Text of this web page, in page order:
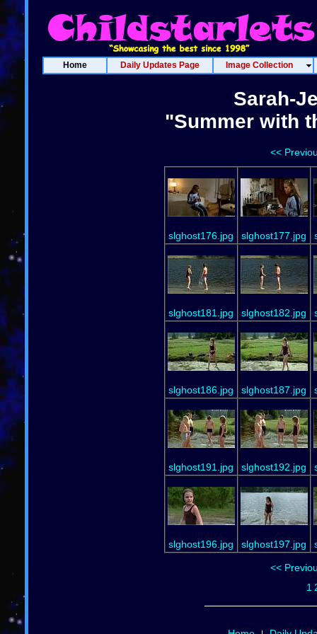
Home Daily Updates Page Image Collection
Sarah-
"Summer with
<<
slghost176.jpg slghost177.jpg
slghost181.jpg slghost182.jpg
slghost186.jpg slghost187.jpg
slghost191.jpg slghost192.jpg
slghost196.jpg slghost197.jpg
<<
1